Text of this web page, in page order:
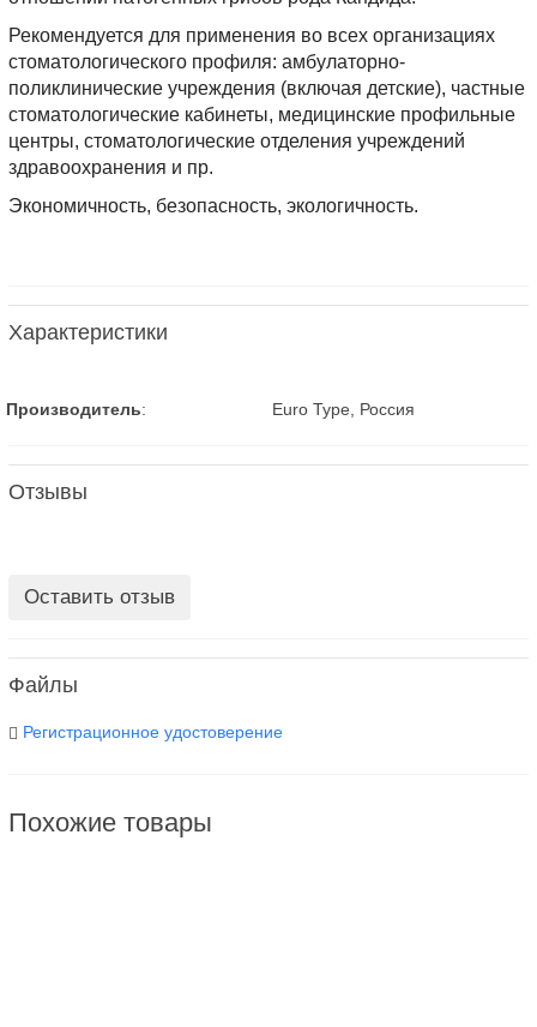
Рекомендуется для применения во всех организациях
стоматологического профиля: амбулаторно-
поликлинические учреждения (включая детские), частные
стоматологические кабинеты, медицинские профильные
центры, стоматологические отделения учреждений
здравоохранения и пр.
Экономичность, безопасность, экологичность.
Характеристики
Производитель: Euro Type, Россия
Отзывы
Оставить отзыв
Файлы
Регистрационное удостоверение
Похожие товары